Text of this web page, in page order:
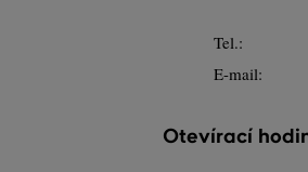
Tel.:
E-mail:
Otevírací